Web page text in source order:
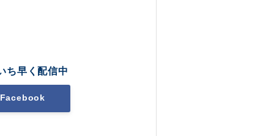
ち早く配信中
Facebook